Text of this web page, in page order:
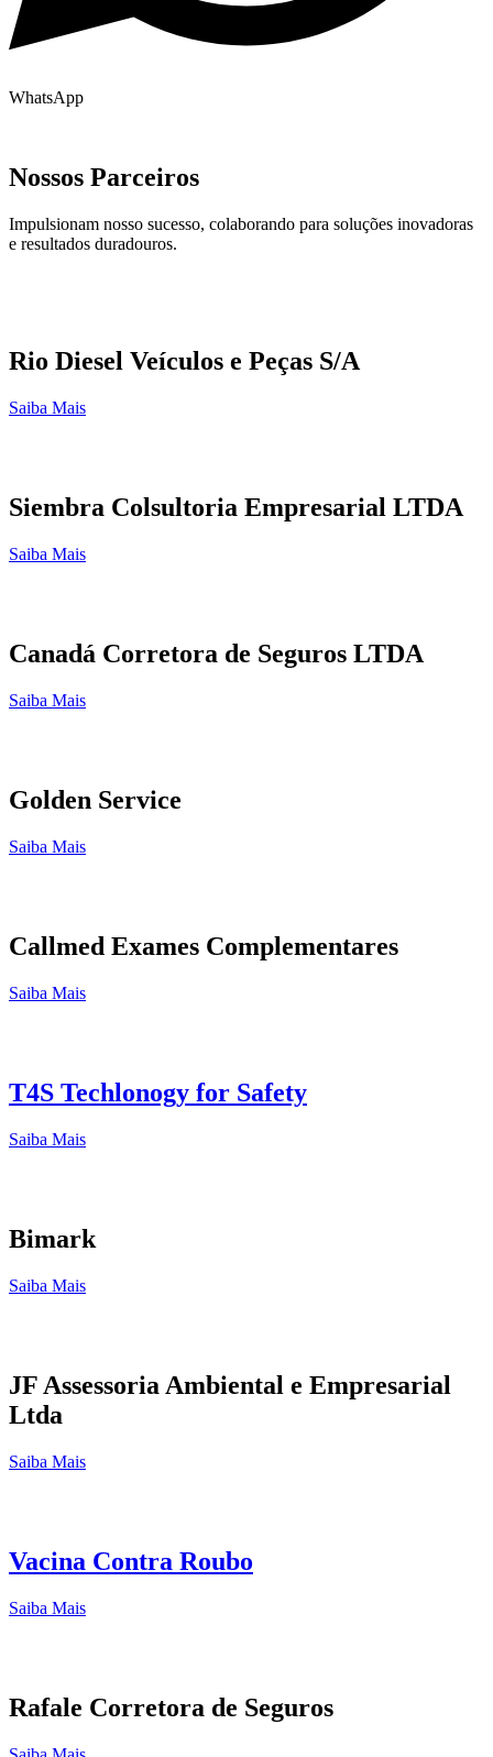
WhatsApp
Nossos Parceiros
Impulsionam nosso sucesso, colaborando para soluções inovadoras
e resultados duradouros.
Rio Diesel Veículos e Peças S/A
Saiba Mais
Siembra Colsultoria Empresarial LTDA
Saiba Mais
Canadá Corretora de Seguros LTDA
Saiba Mais
Golden Service
Saiba Mais
Callmed Exames Complementares
Saiba Mais
T4S Techlonogy for Safety
Saiba Mais
Bimark
Saiba Mais
JF Assessoria Ambiental e Empresarial
Ltda
Saiba Mais
Vacina Contra Roubo
Saiba Mais
Rafale Corretora de Seguros